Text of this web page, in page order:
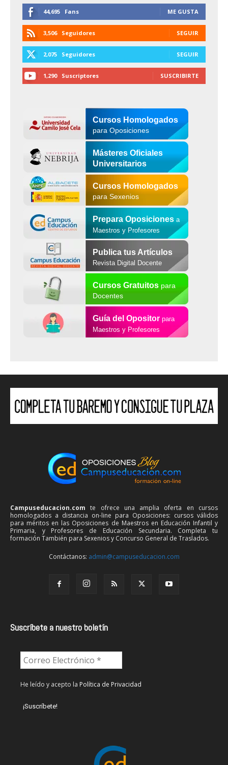
44,695 Fans ME GUSTA
3,506 Seguidores SEGUIR
2,075 Seguidores SEGUIR
1,290 Suscriptores SUSCRIBIRTE
Cursos Homologados
para Oposiciones
Másteres Oficiales
Universitarios
Cursos Homologados
para Sexenios
Prepara Oposiciones a
Maestros y Profesores
Publica tus Artículos
Revista Digital Docente
Cursos Gratuitospara
Docentes
Guía del Opositor para
Maestros y Profesores
Campuseducacion.com te ofrece una amplia oferta en cursos
homologados a distancia on-line para Oposiciones: cursos válidos
para méritos en las Oposiciones de Maestros en Educación Infantil y
Primaria, y Profesores de Educación Secundaria. Completa tu
formación También para Sexenios y Concurso General de Traslados.
Contáctanos: admin@campuseducacion.com
Suscríbete a nuestro boletín
He leído y acepto la Política de Privacidad